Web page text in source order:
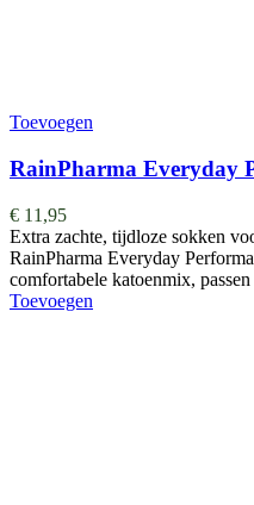
Toevoegen
RainPharma Everyday
€ 11,95
Extra zachte, tijdloze sokken
RainPharma Everyday
comfortabele katoenmix,
Toevoegen